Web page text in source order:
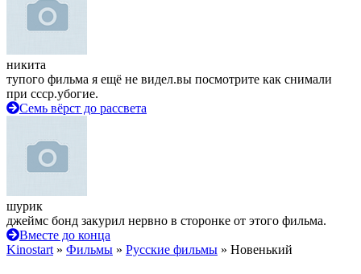
никита
тупого фильма я ещё не видел.вы посмотрите как снимали
при ссср.убогие.
Семь вёрст до рассвета
шурик
джеймс бонд закурил нервно в сторонке от этого фильма.
Вместе до конца
Kinostart » Фильмы » Русские фильмы » Новенький